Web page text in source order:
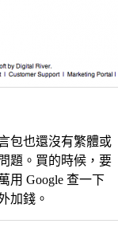
包也還沒有繁體或
題。買的時候，要
用 Google 查一下
加錢。